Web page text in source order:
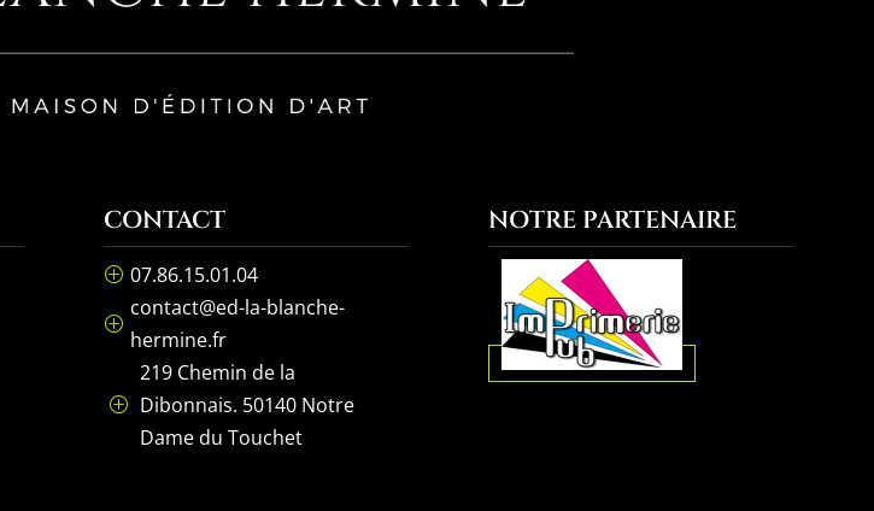
CONTACT
P 07.86.15.01.04
P
contact@ed-la-blanche-
hermine.fr
P
219 Chemin de la
Dibonnais. 50140 Notre
Dame du Touchet
NOTRE PARTENAIRE